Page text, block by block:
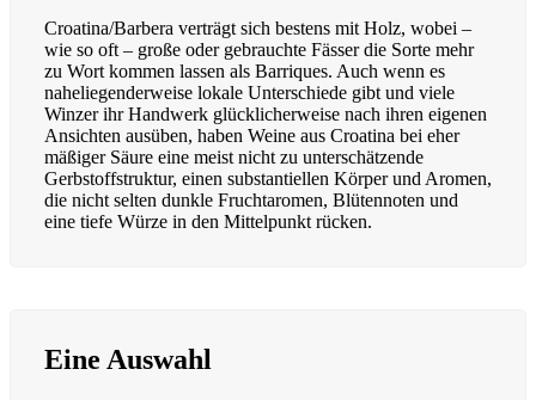
Croatina/Barbera verträgt sich bestens mit Holz, wobei –
wie so oft – große oder gebrauchte Fässer die Sorte mehr
zu Wort kommen lassen als Barriques. Auch wenn es
naheliegenderweise lokale Unterschiede gibt und viele
Winzer ihr Handwerk glücklicherweise nach ihren eigenen
Ansichten ausüben, haben Weine aus Croatina bei eher
mäßiger Säure eine meist nicht zu unterschätzende
Gerbstoffstruktur, einen substantiellen Körper und Aromen,
die nicht selten dunkle Fruchtaromen, Blütennoten und
eine tiefe Würze in den Mittelpunkt rücken.
Eine Auswahl